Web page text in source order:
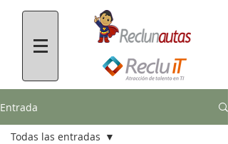
Entrada
Todas las entradas